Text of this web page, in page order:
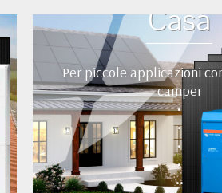
Casa
Per piccole applicazioni
camper
•
•
•
•
••